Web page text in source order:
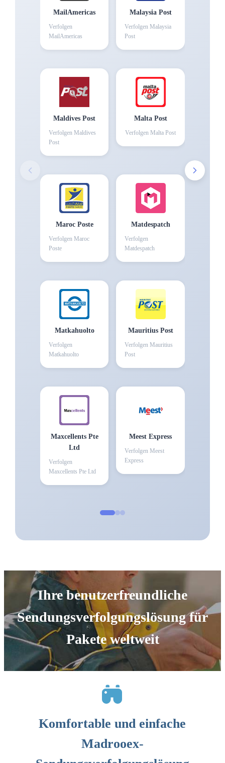
MailAmericas
Verfolgen
MailAmericas
Malaysia Post
Verfolgen Malaysia
Post
Maldives Post
Verfolgen Maldives
Post
Malta Post
Verfolgen Malta Post
Maroc Poste
Verfolgen Maroc
Poste
Matdespatch
Verfolgen
Matdespatch
Matkahuolto
Verfolgen
Matkahuolto
Mauritius Post
Verfolgen Mauritius
Post
Maxcellents Pte
Ltd
Verfolgen
Maxcellents Pte Ltd
Meest Express
Verfolgen Meest
Express
Ihre benutzerfreundliche
Sendungsverfolgungslösung für
Pakete weltweit
Komfortable und einfache
Madrooex-